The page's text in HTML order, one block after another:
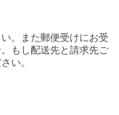
。また郵便受けにお受
もし配送先と請求先ご
い。